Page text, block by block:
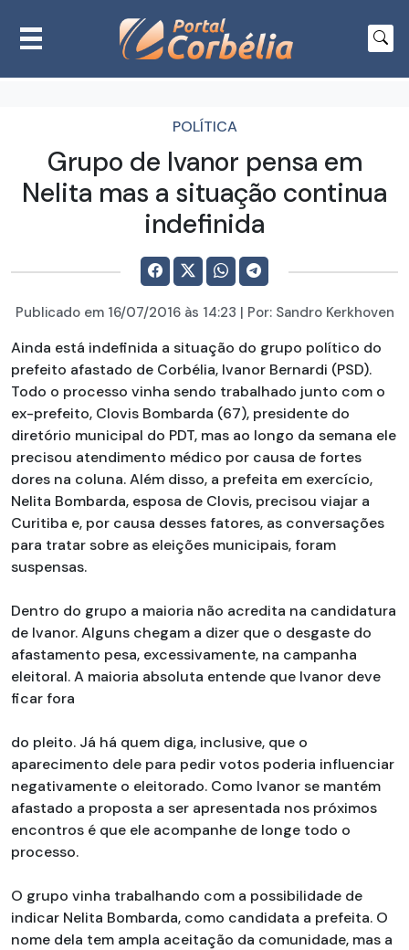
POLÍTICA
Grupo de Ivanor pensa em
Nelita mas a situação continua
indefinida
Publicado em 16/07/2016às 14:23 | Por: Sandro Kerkhoven
Ainda está indefinida a situação do grupo político do
prefeito afastado de Corbélia, Ivanor Bernardi (PSD).
Todo o processo vinha sendo trabalhado junto com o
ex-prefeito, Clovis Bombarda (67), presidente do
diretório municipal do PDT, mas ao longo da semana ele
precisou atendimento médico por causa de fortes
dores na coluna. Além disso, a prefeita em exercício,
Nelita Bombarda, esposa de Clovis, precisou viajar a
Curitiba e, por causa desses fatores, as conversações
para tratar sobre as eleições municipais, foram
suspensas.
Dentro do grupo a maioria não acredita na candidatura
de Ivanor. Alguns chegam a dizer que o desgaste do
afastamento pesa, excessivamente, na campanha
eleitoral. A maioria absoluta entende que Ivanor deve
ficar fora
do pleito. Já há quem diga, inclusive, que o
aparecimento dele para pedir votos poderia influenciar
negativamente o eleitorado. Como Ivanor se mantém
afastado a proposta a ser apresentada nos próximos
encontros é que ele acompanhe de longe todo o
processo.
O grupo vinha trabalhando com a possibilidade de
indicar Nelita Bombarda, como candidata a prefeita. O
nome dela tem ampla aceitação da comunidade, mas a